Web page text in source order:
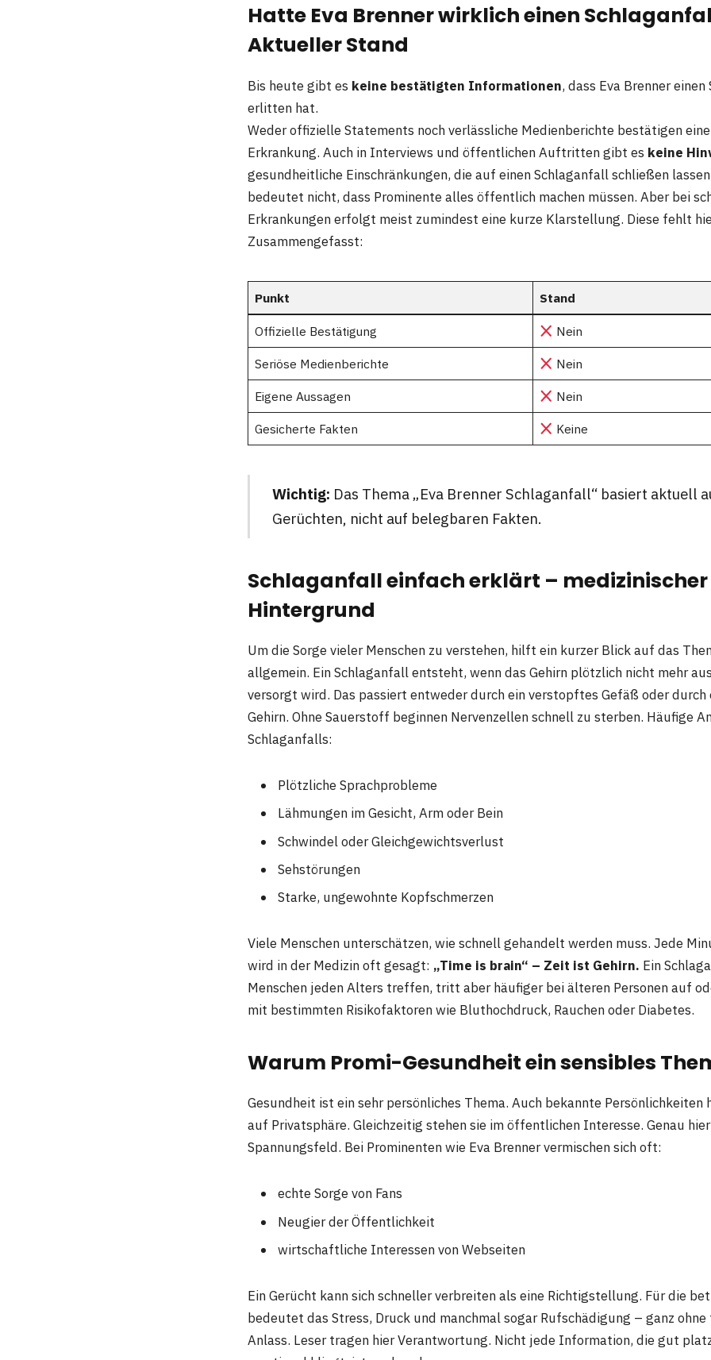
Hatte Eva Brenner wirklich einen
Aktueller Stand
Bis heute gibt es keine bestätigten Informationen, dass Eva Brenner
erlitten hat.
Weder offizielle Statements noch verlässliche Medienberichte bestätigen
Erkrankung. Auch in Interviews und öffentlichen Auftritten gibt es keine
gesundheitliche Einschränkungen, die auf einen Schlaganfall schließen
bedeutet nicht, dass Prominente alles öffentlich machen müssen. Aber bei
Erkrankungen erfolgt meist zumindest eine kurze Klarstellung. Diese fehlt
Zusammengefasst:
Punkt Stand
Offizielle Bestätigung Nein
Seriöse Medienberichte Nein
Eigene Aussagen Nein
Gesicherte Fakten Keine
Wichtig: Das Thema „Eva Brenner Schlaganfall“ basiert aktuell
Gerüchten, nicht auf belegbaren Fakten.
Schlaganfall einfach erklärt – medizinischer
Hintergrund
Um die Sorge vieler Menschen zu verstehen, hilft ein kurzer Blick auf das
allgemein. Ein Schlaganfall entsteht, wenn das Gehirn plötzlich nicht mehr
versorgt wird. Das passiert entweder durch ein verstopftes Gefäß oder
Gehirn. Ohne Sauerstoff beginnen Nervenzellen schnell zu sterben. Häufige
Schlaganfalls:
Plötzliche Sprachprobleme
Lähmungen im Gesicht, Arm oder Bein
Schwindel oder Gleichgewichtsverlust
Sehstörungen
Starke, ungewohnte Kopfschmerzen
Viele Menschen unterschätzen, wie schnell gehandelt werden muss. Jede
wird in der Medizin oft gesagt: „Time is brain“ – Zeit ist Gehirn. Ein
Menschen jeden Alters treffen, tritt aber häufiger bei älteren Personen auf
mit bestimmten Risikofaktoren wie Bluthochdruck, Rauchen oder Diabetes.
Warum Promi-Gesundheit ein sensibles
Gesundheit ist ein sehr persönliches Thema. Auch bekannte Persönlichkeiten
auf Privatsphäre. Gleichzeitig stehen sie im öffentlichen Interesse. Genau
Spannungsfeld. Bei Prominenten wie Eva Brenner vermischen sich oft:
echte Sorge von Fans
Neugier der Öffentlichkeit
wirtschaftliche Interessen von Webseiten
Ein Gerücht kann sich schneller verbreiten als eine Richtigstellung. Für die
bedeutet das Stress, Druck und manchmal sogar Rufschädigung – ganz
Anlass. Leser tragen hier Verantwortung. Nicht jede Information, die gut